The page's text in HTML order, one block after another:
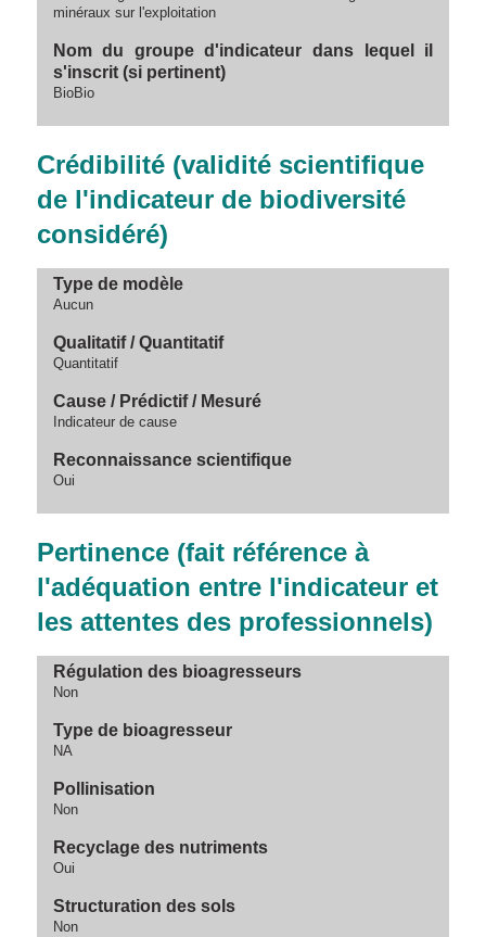
minéraux sur l'exploitation
Nom du groupe d'indicateur dans lequel il
s'inscrit (si pertinent)
BioBio
Crédibilité (validité scientifique
de l'indicateur de biodiversité
considéré)
Type de modèle
Aucun
Qualitatif / Quantitatif
Quantitatif
Cause / Prédictif / Mesuré
Indicateur de cause
Reconnaissance scientifique
Oui
Pertinence (fait référence à
l'adéquation entre l'indicateur et
les attentes des professionnels)
Régulation des bioagresseurs
Non
Type de bioagresseur
NA
Pollinisation
Non
Recyclage des nutriments
Oui
Structuration des sols
Non